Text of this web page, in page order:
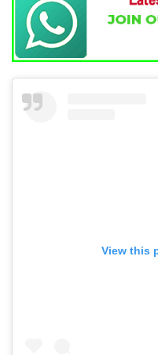
View this